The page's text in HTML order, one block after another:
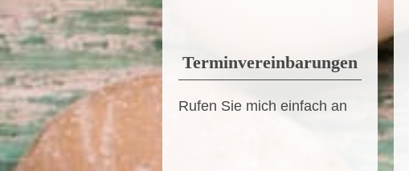
Terminvereinbarungen
Rufen Sie mich einfach an